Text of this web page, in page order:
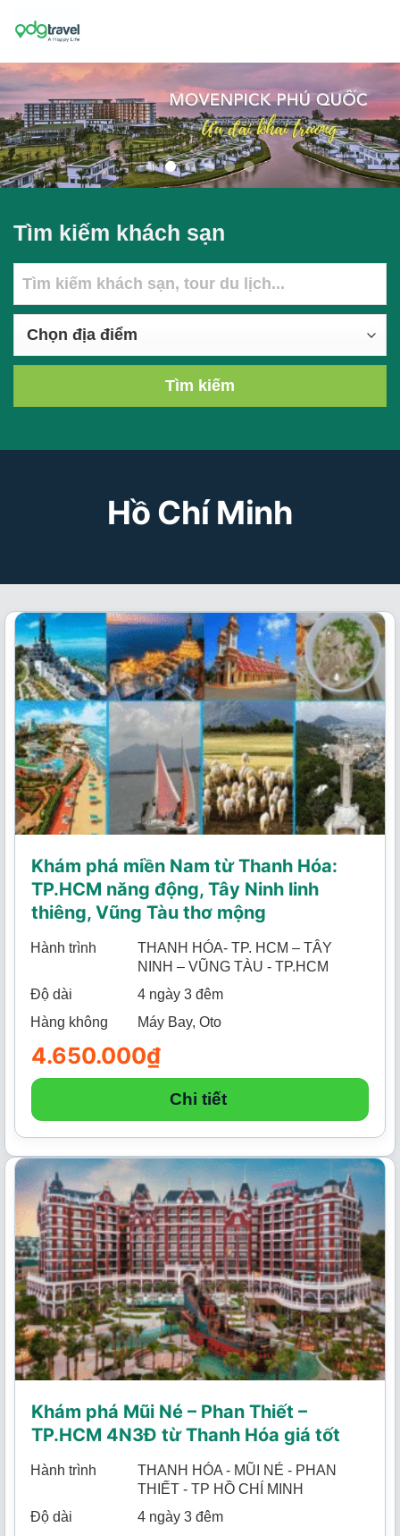
Tìm kiếm khách sạn
Tìm kiếm
Hồ Chí Minh
Khám phá miền Nam từ Thanh Hóa:
TP.HCM năng động, Tây Ninh linh
thiêng, Vũng Tàu thơ mộng
Hành trình
THANH HÓA- TP. HCM – TÂY
NINH – VŨNG TÀU - TP.HCM
Độ dài
4 ngày 3 đêm
Hàng không
Máy Bay, Oto
4.650.000₫
Chi tiết
Khám phá Mũi Né – Phan Thiết –
TP.HCM 4N3Đ từ Thanh Hóa giá tốt
Hành trình
THANH HÓA - MŨI NÉ - PHAN
THIẾT - TP HỒ CHÍ MINH
Độ dài
4 ngày 3 đêm